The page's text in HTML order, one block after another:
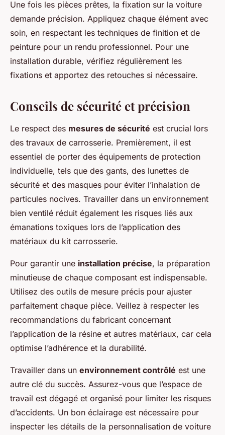
Une fois les pièces prêtes, la fixation sur la voiture
demande précision. Appliquez chaque élément avec
soin, en respectant les techniques de finition et de
peinture pour un rendu professionnel. Pour une
installation durable, vérifiez régulièrement les
fixations et apportez des retouches si nécessaire.
Conseils de sécurité et précision
Le respect des mesures de sécurité est crucial lors
des travaux de carrosserie. Premièrement, il est
essentiel de porter des équipements de protection
individuelle, tels que des gants, des lunettes de
sécurité et des masques pour éviter l’inhalation de
particules nocives. Travailler dans un environnement
bien ventilé réduit également les risques liés aux
émanations toxiques lors de l’application des
matériaux du kit carrosserie.
Pour garantir une installation précise, la préparation
minutieuse de chaque composant est indispensable.
Utilisez des outils de mesure précis pour ajuster
parfaitement chaque pièce. Veillez à respecter les
recommandations du fabricant concernant
l’application de la résine et autres matériaux, car cela
optimise l’adhérence et la durabilité.
Travailler dans un environnement contrôlé est une
autre clé du succès. Assurez-vous que l’espace de
travail est dégagé et organisé pour limiter les risques
d’accidents. Un bon éclairage est nécessaire pour
inspecter les détails de la personnalisation de voiture